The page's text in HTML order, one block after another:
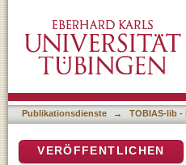
Publikationsdienste → TOBIAS-lib
VERÖFFENTLICHEN